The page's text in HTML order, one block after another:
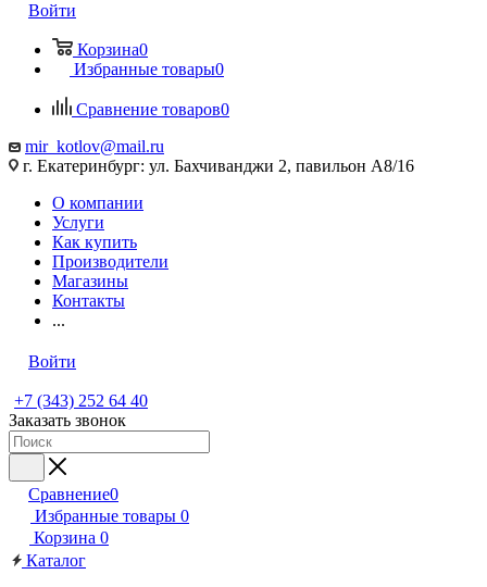
Войти
Корзина0
Избранные товары0
Сравнение товаров0
mir_kotlov@mail.ru
г. Екатеринбург: ул. Бахчиванджи 2, павильон А8/16
О компании
Услуги
Как купить
Производители
Магазины
Контакты
...
Войти
+7 (343) 252 64 40
Заказать звонок
Сравнение0
Избранные товары 0
Корзина 0
Каталог